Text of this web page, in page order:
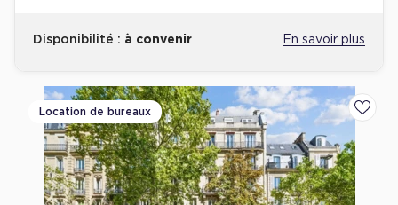
Disponibilité : à convenir En savoir plus
Location de bureaux